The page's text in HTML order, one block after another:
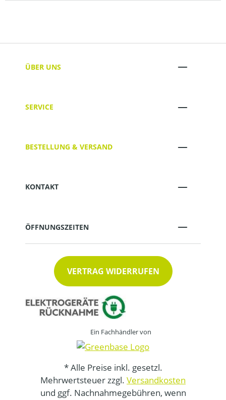
ÜBER UNS
SERVICE
BESTELLUNG & VERSAND
KONTAKT
ÖFFNUNGSZEITEN
VERTRAG WIDERRUFEN
Ein Fachhändler von
* Alle Preise inkl. gesetzl.
Mehrwertsteuer zzgl. Versandkosten
und ggf. Nachnahmegebühren, wenn